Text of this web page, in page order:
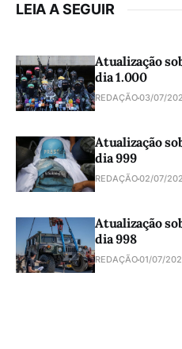
LEIA A SEGUIR
Atualização
dia 1.000
REDAÇÃO03/07/
Atualização
dia 999
REDAÇÃO02/07/
Atualização
dia 998
REDAÇÃO01/07/